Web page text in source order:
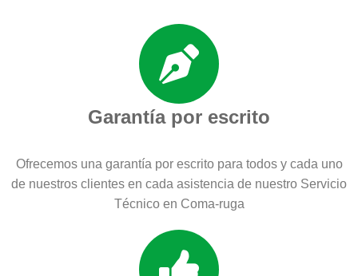
Garantía por escrito
Ofrecemos una garantía por escrito para todos y cada uno
de nuestros clientes en cada asistencia de nuestro Servicio
Técnico en Coma-ruga